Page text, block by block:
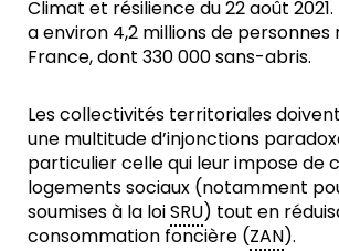
Climat et résilience du 22 août 2021.
a environ 4,2 millions de personnes
France, dont 330 000 sans-abris.
Les collectivités territoriales
une multitude d’injonctions
particulier celle qui leur impose de
logements sociaux (notamment
soumises à la loiSRU) tout en
consommation foncière (ZAN).